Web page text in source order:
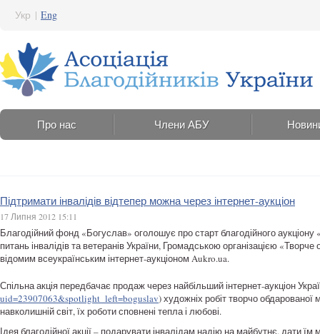
Укр | Eng
Про нас Члени АБУ
Підтримати інвалідів відтепер можна через інтернет-аукціон
17 Липня 2012 15:11
Благодійний фонд «Богуслав» оголошує про старт благодійного
питань інвалідів та ветеранів України, Громадською організацією
відомим всеукраїнським інтернет-аукціоном Aukro.ua.
Спільна акція передбачає продаж через найбільший інтернет-аукціон
uid=23907063&spotlight_left=boguslav) художніх робіт творчо обдарованої
навколишній світ, їх роботи сповнені тепла і любові.
Ідея благодійної акції – подарувати інвалідам надію на майбутнє, дати